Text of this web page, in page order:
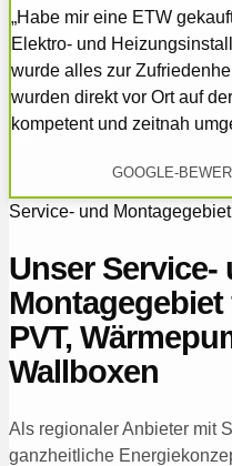
„Habe mir eine ETW
Elektro- und
wurde alles zur
wurden direkt vor Ort auf
kompetent und zeitnah
GOOGLE-
Service- und Montagegebiet
Unser Service-
PVT,
Wallboxen
Als regionaler Anbieter mit
ganzheitliche